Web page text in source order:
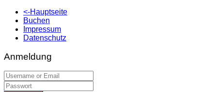
<-Hauptseite
Buchen
Impressum
Datenschutz
Anmeldung